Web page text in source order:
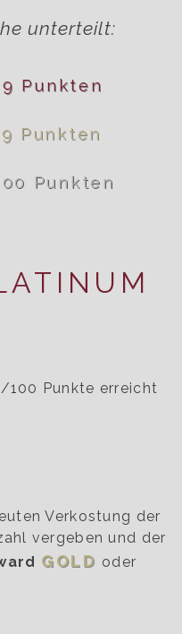
unterteilt:
Punkten
Punkten
Punkten
100 Punkte erreicht
Verkostung der
vergeben und der
GOLD oder